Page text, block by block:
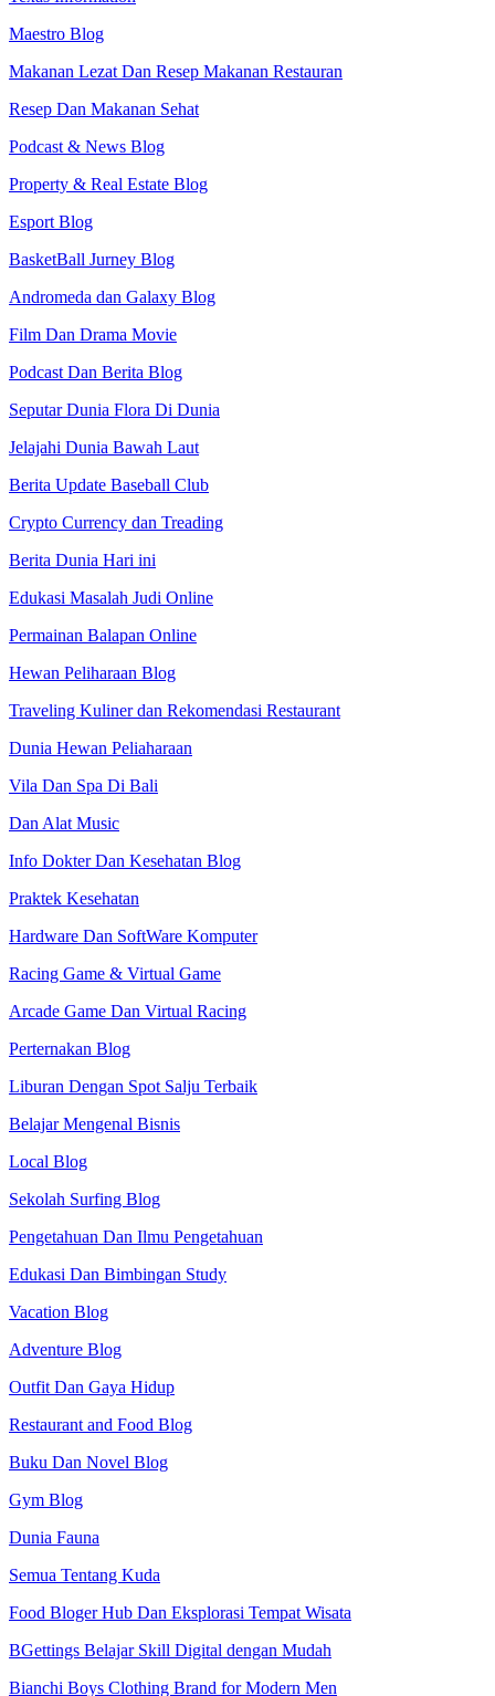
Maestro Blog
Makanan Lezat Dan Resep Makanan Restauran
Resep Dan Makanan Sehat
Podcast & News Blog
Property & Real Estate Blog
Esport Blog
BasketBall Jurney Blog
Andromeda dan Galaxy Blog
Film Dan Drama Movie
Podcast Dan Berita Blog
Seputar Dunia Flora Di Dunia
Jelajahi Dunia Bawah Laut
Berita Update Baseball Club
Crypto Currency dan Treading
Berita Dunia Hari ini
Edukasi Masalah Judi Online
Permainan Balapan Online
Hewan Peliharaan Blog
Traveling Kuliner dan Rekomendasi Restaurant
Dunia Hewan Peliaharaan
Vila Dan Spa Di Bali
Dan Alat Music
Info Dokter Dan Kesehatan Blog
Praktek Kesehatan
Hardware Dan SoftWare Komputer
Racing Game & Virtual Game
Arcade Game Dan Virtual Racing
Perternakan Blog
Liburan Dengan Spot Salju Terbaik
Belajar Mengenal Bisnis
Local Blog
Sekolah Surfing Blog
Pengetahuan Dan Ilmu Pengetahuan
Edukasi Dan Bimbingan Study
Vacation Blog
Adventure Blog
Outfit Dan Gaya Hidup
Restaurant and Food Blog
Buku Dan Novel Blog
Gym Blog
Dunia Fauna
Semua Tentang Kuda
Food Bloger Hub Dan Eksplorasi Tempat Wisata
BGettings Belajar Skill Digital dengan Mudah
Bianchi Boys Clothing Brand for Modern Men